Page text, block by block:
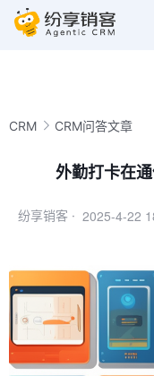
CRM CRM问答文章
外勤打卡在
纷享销客 · 2025-4-22